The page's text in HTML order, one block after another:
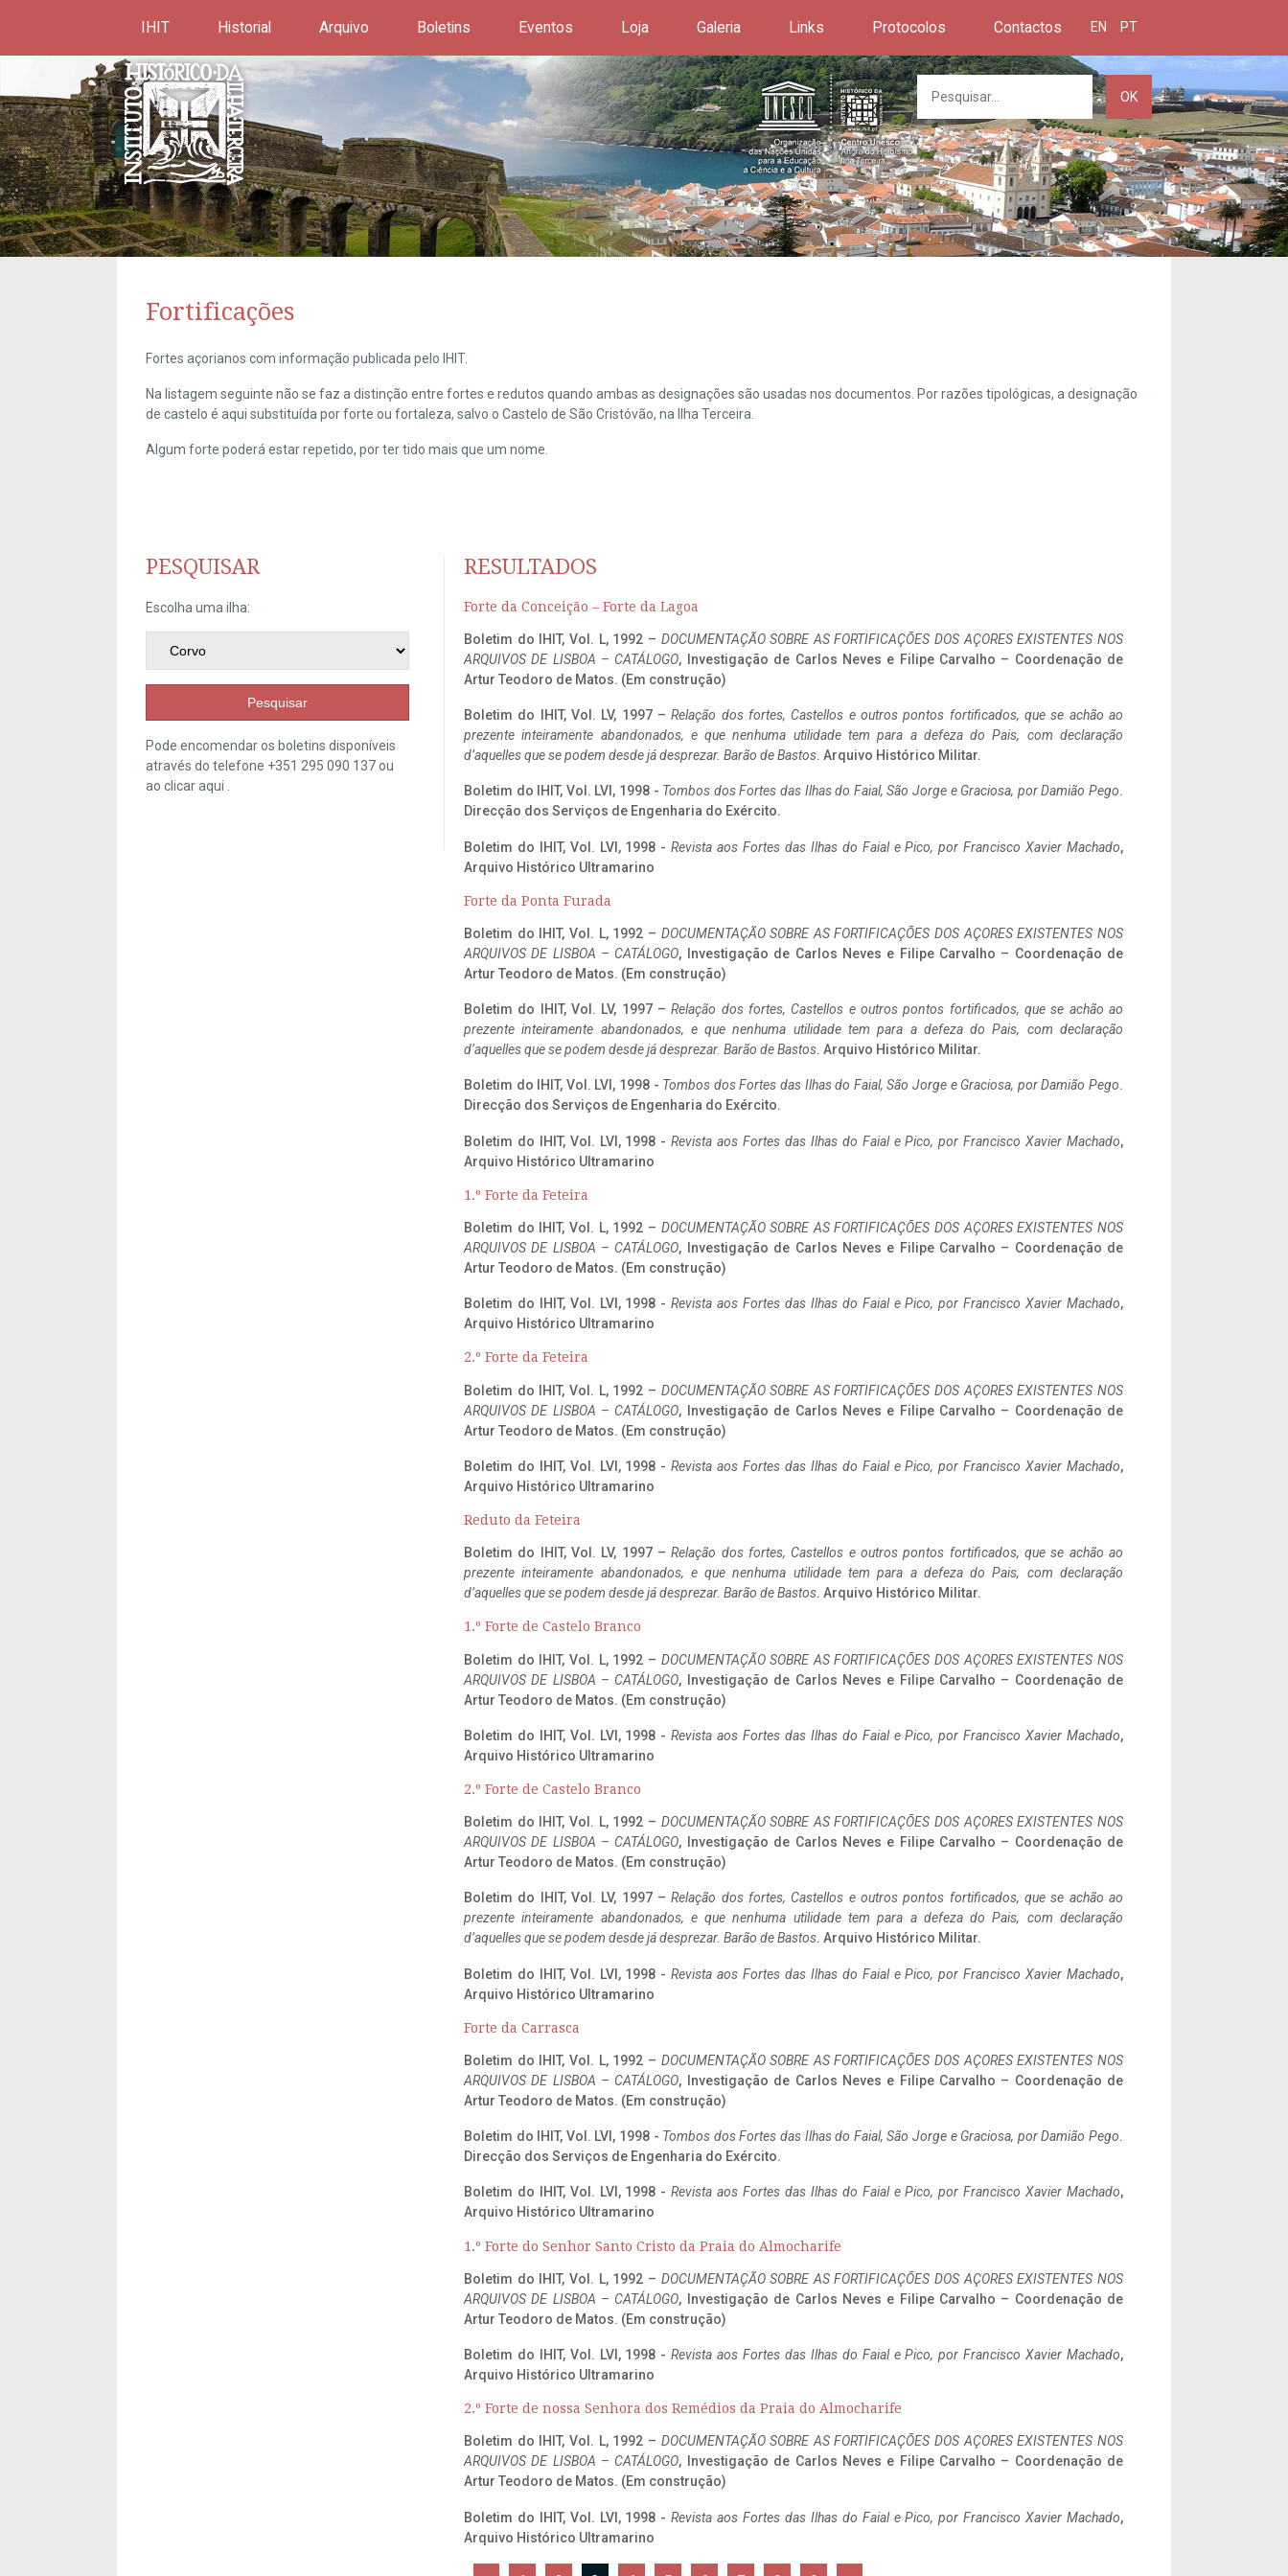
IHIT Historial Arquivo Boletins Eventos Loja Galeria Links Protocolos Contactos EN PT
OK
Fortificações
Fortes açorianos com informação publicada pelo IHIT.
Na listagem seguinte não se faz a distinção entre fortes e redutos quando ambas as designações são usadas nos documentos. Por razões tipológicas, a designação
de castelo é aqui substituída por forte ou fortaleza, salvo o Castelo de São Cristóvão, na Ilha Terceira.
Algum forte poderá estar repetido, por ter tido mais que um nome.
PESQUISAR
Escolha uma ilha:
Pesquisar
Pode encomendar os boletins disponíveis
através do telefone +351 295 090 137 ou
ao clicaraqui
RESULTADOS
Forte da Conceição – Forte da Lagoa
Boletim do IHIT, Vol. L, 1992 – DOCUMENTAÇÃO SOBRE AS FORTIFICAÇÕES DOS AÇORES EXISTENTES NOS
ARQUIVOS DE LISBOA – CATÁLOGO, Investigação de Carlos Neves e Filipe Carvalho – Coordenação de
Artur Teodoro de Matos. (Em construção)
Boletim do IHIT, Vol. LV, 1997 –Relação dos fortes, Castellos e outros pontos fortificados, que se achão ao
prezente inteiramente abandonados, e que nenhuma utilidade tem para a defeza do Pais, com declaração
d’aquelles que se podem desde já desprezar. Barão de Bastos. Arquivo Histórico Militar.
Boletim do IHIT, Vol. LVI, 1998 - Tombos dos Fortes das Ilhas do Faial, São Jorge e Graciosa, por Damião Pego.
Direcção dos Serviços de Engenharia do Exército.
Boletim do IHIT, Vol. LVI, 1998 -Revista aos Fortes das Ilhas do Faial e Pico, por Francisco Xavier Machado,
Arquivo Histórico Ultramarino
Forte da Ponta Furada
Boletim do IHIT, Vol. L, 1992 – DOCUMENTAÇÃO SOBRE AS FORTIFICAÇÕES DOS AÇORES EXISTENTES NOS
ARQUIVOS DE LISBOA – CATÁLOGO, Investigação de Carlos Neves e Filipe Carvalho – Coordenação de
Artur Teodoro de Matos. (Em construção)
Boletim do IHIT, Vol. LV, 1997 –Relação dos fortes, Castellos e outros pontos fortificados, que se achão ao
prezente inteiramente abandonados, e que nenhuma utilidade tem para a defeza do Pais, com declaração
d’aquelles que se podem desde já desprezar. Barão de Bastos. Arquivo Histórico Militar.
Boletim do IHIT, Vol. LVI, 1998 - Tombos dos Fortes das Ilhas do Faial, São Jorge e Graciosa, por Damião Pego.
Direcção dos Serviços de Engenharia do Exército.
Boletim do IHIT, Vol. LVI, 1998 -Revista aos Fortes das Ilhas do Faial e Pico, por Francisco Xavier Machado,
Arquivo Histórico Ultramarino
1.º Forte da Feteira
Boletim do IHIT, Vol. L, 1992 – DOCUMENTAÇÃO SOBRE AS FORTIFICAÇÕES DOS AÇORES EXISTENTES NOS
ARQUIVOS DE LISBOA – CATÁLOGO, Investigação de Carlos Neves e Filipe Carvalho – Coordenação de
Artur Teodoro de Matos. (Em construção)
Boletim do IHIT, Vol. LVI, 1998 -Revista aos Fortes das Ilhas do Faial e Pico, por Francisco Xavier Machado,
Arquivo Histórico Ultramarino
2.º Forte da Feteira
Boletim do IHIT, Vol. L, 1992 – DOCUMENTAÇÃO SOBRE AS FORTIFICAÇÕES DOS AÇORES EXISTENTES NOS
ARQUIVOS DE LISBOA – CATÁLOGO, Investigação de Carlos Neves e Filipe Carvalho – Coordenação de
Artur Teodoro de Matos. (Em construção)
Boletim do IHIT, Vol. LVI, 1998 -Revista aos Fortes das Ilhas do Faial e Pico, por Francisco Xavier Machado,
Arquivo Histórico Ultramarino
Reduto da Feteira
Boletim do IHIT, Vol. LV, 1997 –Relação dos fortes, Castellos e outros pontos fortificados, que se achão ao
prezente inteiramente abandonados, e que nenhuma utilidade tem para a defeza do Pais, com declaração
d’aquelles que se podem desde já desprezar. Barão de Bastos. Arquivo Histórico Militar.
1.º Forte de Castelo Branco
Boletim do IHIT, Vol. L, 1992 – DOCUMENTAÇÃO SOBRE AS FORTIFICAÇÕES DOS AÇORES EXISTENTES NOS
ARQUIVOS DE LISBOA – CATÁLOGO, Investigação de Carlos Neves e Filipe Carvalho – Coordenação de
Artur Teodoro de Matos. (Em construção)
Boletim do IHIT, Vol. LVI, 1998 -Revista aos Fortes das Ilhas do Faial e Pico, por Francisco Xavier Machado,
Arquivo Histórico Ultramarino
2.º Forte de Castelo Branco
Boletim do IHIT, Vol. L, 1992 – DOCUMENTAÇÃO SOBRE AS FORTIFICAÇÕES DOS AÇORES EXISTENTES NOS
ARQUIVOS DE LISBOA – CATÁLOGO, Investigação de Carlos Neves e Filipe Carvalho – Coordenação de
Artur Teodoro de Matos. (Em construção)
Boletim do IHIT, Vol. LV, 1997 –Relação dos fortes, Castellos e outros pontos fortificados, que se achão ao
prezente inteiramente abandonados, e que nenhuma utilidade tem para a defeza do Pais, com declaração
d’aquelles que se podem desde já desprezar. Barão de Bastos. Arquivo Histórico Militar.
Boletim do IHIT, Vol. LVI, 1998 -Revista aos Fortes das Ilhas do Faial e Pico, por Francisco Xavier Machado,
Arquivo Histórico Ultramarino
Forte da Carrasca
Boletim do IHIT, Vol. L, 1992 – DOCUMENTAÇÃO SOBRE AS FORTIFICAÇÕES DOS AÇORES EXISTENTES NOS
ARQUIVOS DE LISBOA – CATÁLOGO, Investigação de Carlos Neves e Filipe Carvalho – Coordenação de
Artur Teodoro de Matos. (Em construção)
Boletim do IHIT, Vol. LVI, 1998 - Tombos dos Fortes das Ilhas do Faial, São Jorge e Graciosa, por Damião Pego.
Direcção dos Serviços de Engenharia do Exército.
Boletim do IHIT, Vol. LVI, 1998 -Revista aos Fortes das Ilhas do Faial e Pico, por Francisco Xavier Machado,
Arquivo Histórico Ultramarino
1.º Forte do Senhor Santo Cristo da Praia do Almocharife
Boletim do IHIT, Vol. L, 1992 – DOCUMENTAÇÃO SOBRE AS FORTIFICAÇÕES DOS AÇORES EXISTENTES NOS
ARQUIVOS DE LISBOA – CATÁLOGO, Investigação de Carlos Neves e Filipe Carvalho – Coordenação de
Artur Teodoro de Matos. (Em construção)
Boletim do IHIT, Vol. LVI, 1998 -Revista aos Fortes das Ilhas do Faial e Pico, por Francisco Xavier Machado,
Arquivo Histórico Ultramarino
2.º Forte de nossa Senhora dos Remédios da Praia do Almocharife
Boletim do IHIT, Vol. L, 1992 – DOCUMENTAÇÃO SOBRE AS FORTIFICAÇÕES DOS AÇORES EXISTENTES NOS
ARQUIVOS DE LISBOA – CATÁLOGO, Investigação de Carlos Neves e Filipe Carvalho – Coordenação de
Artur Teodoro de Matos. (Em construção)
Boletim do IHIT, Vol. LVI, 1998 -Revista aos Fortes das Ilhas do Faial e Pico, por Francisco Xavier Machado,
Arquivo Histórico Ultramarino